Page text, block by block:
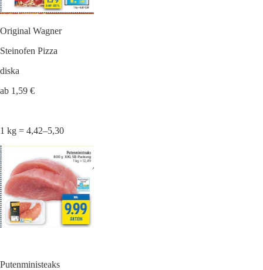
Original Wagner
Steinofen Pizza
diska
ab 1,59 €
1 kg = 4,42–5,30
Putenministeaks